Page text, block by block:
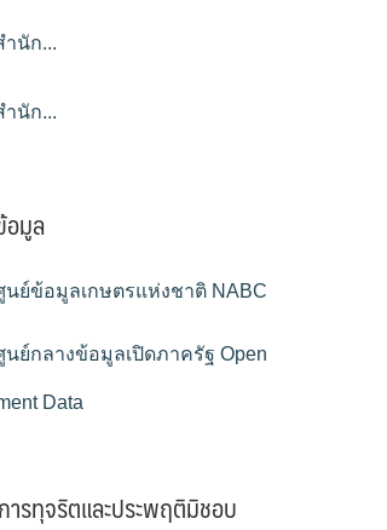
ำนัก...
ำนัก...
อมูล
นย์ข้อมูลเกษตรแห่งชาติ NABC
นย์กลางข้อมูลเปิดภาครัฐ Open
Data
ารทุจริตและประพฤติมิชอบ